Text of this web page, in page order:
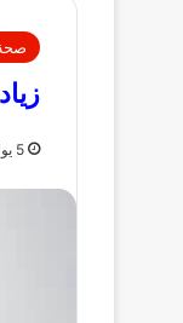
5 يوليو، 2026